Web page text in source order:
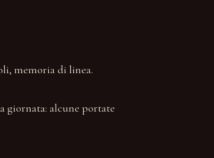
memoria di linea.
giornata: alcune portate